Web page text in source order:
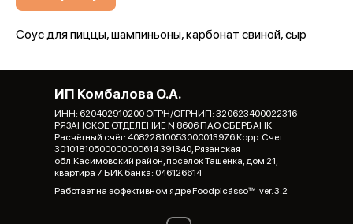
Соус для пиццы, шампиньоны, карбонат свиной, сыр
ИП Комбалова О.А.
ИНН: 620402910200 ОГРН/ОГРНИП: 320623400022316
РЯЗАНСКОЕ ОТДЕЛЕНИЕ N 8606 ПАО СБЕРБАНК
Расчётный счёт: 40822810053000013976 Корр. Счет
30101810500000000614 391340, Рязанская
обл.Касимовский район, поселок Ташенка, дом 21,
квартира 7 БИК банка: 046126614
Работает на эффективном ядреFoodpicássover. 3.2